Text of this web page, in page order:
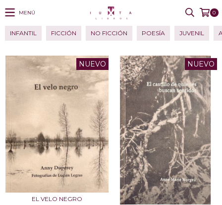
MENÚ 0
INFANTIL FICCIÓN NO FICCIÓN POESÍA JUVENIL
NUEVO
EL VELO NEGRO
NUEVO